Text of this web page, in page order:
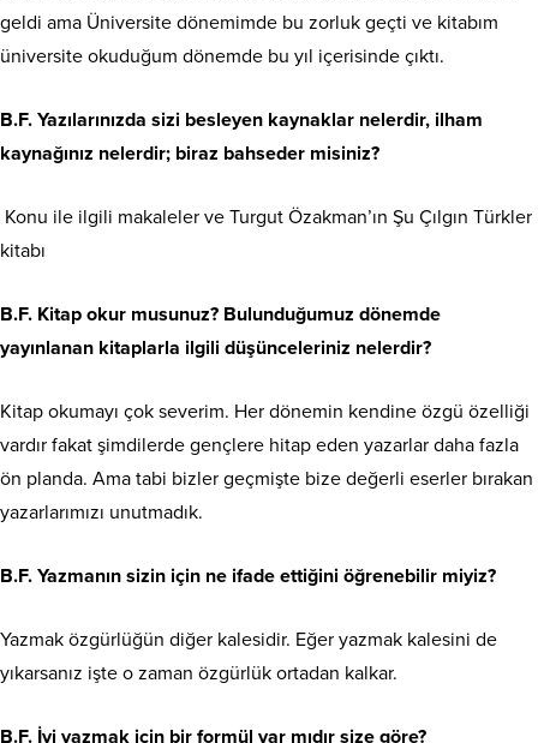
geldi ama Üniversite dönemimde bu zorluk geçti ve kitabım
üniversite okuduğum dönemde bu yıl içerisinde çıktı.
B.F. Yazılarınızda sizi besleyen kaynaklar nelerdir, ilham
kaynağınız nelerdir; biraz bahseder misiniz?
Konu ile ilgili makaleler ve Turgut Özakman’ın Şu Çılgın Türkler
kitabı
B.F. Kitap okur musunuz? Bulunduğumuz dönemde
yayınlanan kitaplarla ilgili düşünceleriniz nelerdir?
Kitap okumayı çok severim. Her dönemin kendine özgü özelliği
vardır fakat şimdilerde gençlere hitap eden yazarlar daha fazla
ön planda. Ama tabi bizler geçmişte bize değerli eserler bırakan
yazarlarımızı unutmadık.
B.F. Yazmanın sizin için ne ifade ettiğini öğrenebilir miyiz?
Yazmak özgürlüğün diğer kalesidir. Eğer yazmak kalesini de
yıkarsanız işte o zaman özgürlük ortadan kalkar.
B.F. İyi yazmak için bir formül var mıdır size göre?